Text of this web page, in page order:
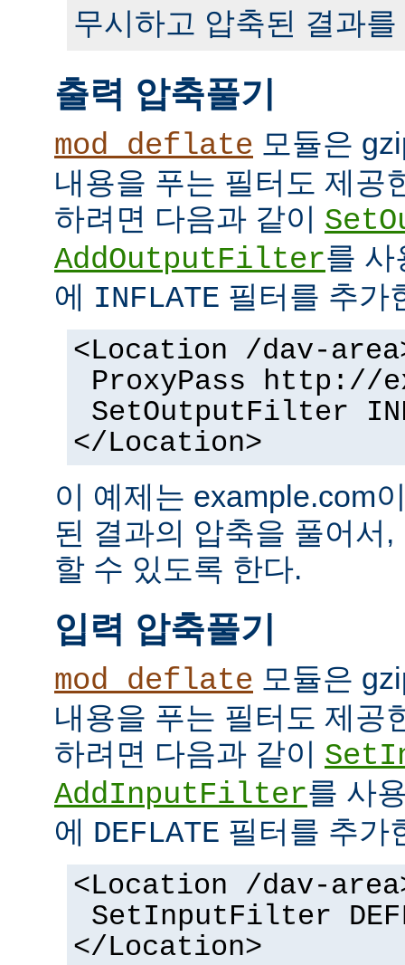
무시하고 압축된 결과
출력 압축풀기
mod_deflate 모듈은
내용을 푸는 필터도 제공
하려면 다음과 같이
AddOutputFilter를 사
에 INFLATE 필터를 추가
<Location /dav-
ProxyPass http://
SetOutputFilter
</Location>
이 예제는 example.com
된 결과의 압축을 풀어서
할 수 있도록 한다.
입력 압축풀기
mod_deflate 모듈은
내용을 푸는 필터도 제공
하려면 다음과 같이
AddInputFilter를 사
에 DEFLATE 필터를 추가
<Location /dav-
SetInputFilter
</Location>